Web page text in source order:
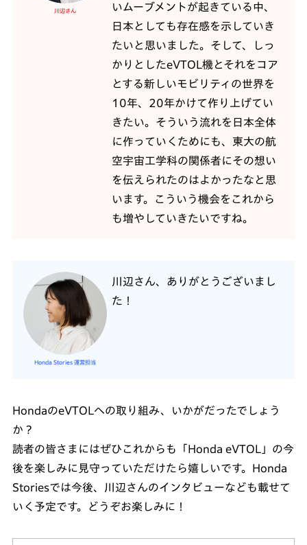
川辺さん
いムーブメントが起きている中、
日本としても存在感を示していき
たいと思いました。そして、しっ
かりとしたeVTOL機とそれをコア
とする新しいモビリティの世界を
10年、20年かけて作り上げてい
きたい。そういう流れを日本全体
に作っていくためにも、東大の航
空宇宙工学科の関係者にその想い
を伝えられたのはよかったなと思
います。こういう機会をこれから
も増やしていきたいですね。
Honda Stories 運営担当
川辺さん、ありがとうございまし
た！
HondaのeVTOLへの取り組み、いかがだったでしょう
か？
読者の皆さまにはぜひこれからも「Honda eVTOL」の今
後を楽しみに見守っていただけたら嬉しいです。Honda
Storiesでは今後、川辺さんのインタビューなども載せて
いく予定です。どうぞお楽しみに！